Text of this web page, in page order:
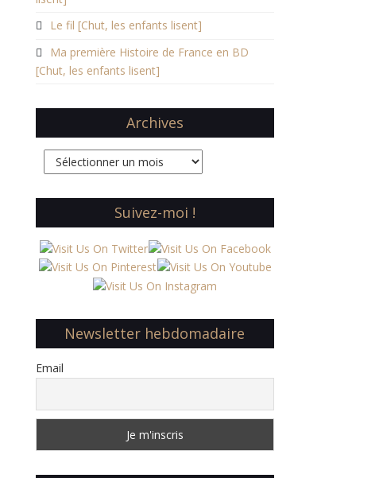
Le fil [Chut, les enfants lisent]
Ma première Histoire de France en BD
[Chut, les enfants lisent]
Archives
Archives
Suivez-moi !
Newsletter hebdomadaire
Email